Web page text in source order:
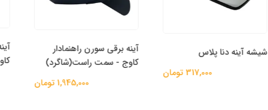
شیشه آینه دنا پلاس
317,000 تومان
آینه برقی سورن راهنمادار
کاوج - سمت راست(شاگرد)
1,945,000 تومان